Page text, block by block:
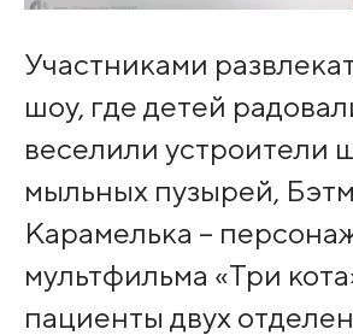
Участниками
шоу, где детей
веселили устроители
мыльных пузырей,
Карамелька –
мультфильма «Три
пациенты двух